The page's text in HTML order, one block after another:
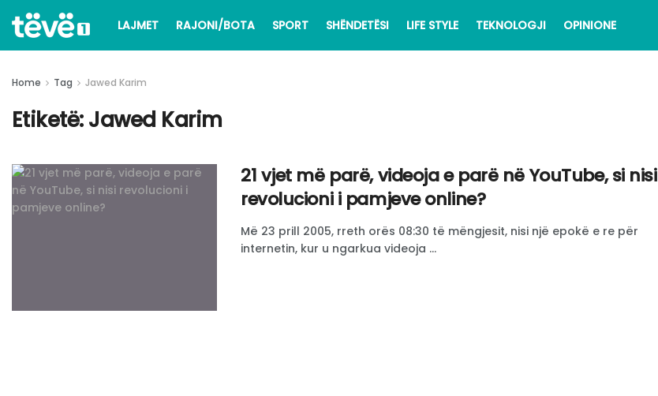
LAJMET RAJONI/BOTA SPORT SHËNDETËSI LIFE STYLE TEKNOLOGJI OPINIONE
Home Tag Jawed Karim
Etiketë:Jawed Karim
21 vjet më parë, videoja e parë në YouTube, si nisi
revolucioni i pamjeve online?
Më 23 prill 2005, rreth orës 08:30 të mëngjesit, nisi një epokë e re për
internetin, kur u ngarkua videoja ...